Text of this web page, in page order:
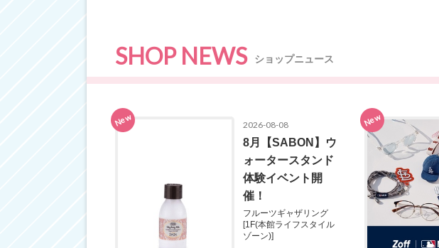
SHOP NEWS ショップニュース
New 2026-08-08
8月【SABON】ウ
ォータースタンド
体験イベント開
催！
フルーツギャザリング
[1F(本館ライフスタイル
ゾーン)]
New